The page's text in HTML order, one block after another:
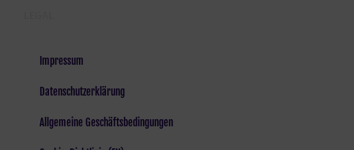
Impressum
Datenschutzerklärung
Allgemeine Geschäftsbedingungen